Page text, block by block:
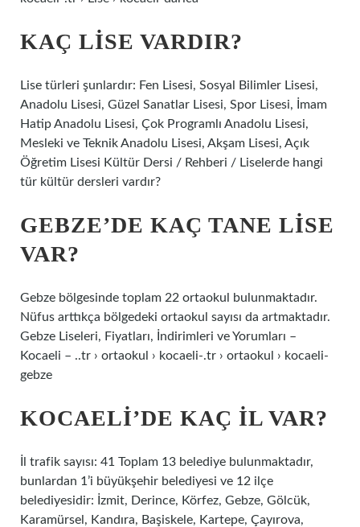
KAÇ LISE VARDIR?
Lise türleri şunlardır: Fen Lisesi, Sosyal Bilimler Lisesi,
Anadolu Lisesi, Güzel Sanatlar Lisesi, Spor Lisesi, İmam
Hatip Anadolu Lisesi, Çok Programlı Anadolu Lisesi,
Mesleki ve Teknik Anadolu Lisesi, Akşam Lisesi, Açık
Öğretim Lisesi Kültür Dersi / Rehberi / Liselerde hangi
tür kültür dersleri vardır?
GEBZE’DE KAÇ TANE LISE
VAR?
Gebze bölgesinde toplam 22 ortaokul bulunmaktadır.
Nüfus arttıkça bölgedeki ortaokul sayısı da artmaktadır.
Gebze Liseleri, Fiyatları, İndirimleri ve Yorumları –
Kocaeli – ..tr › ortaokul › kocaeli-.tr › ortaokul › kocaeli-
gebze
KOCAELI’DE KAÇ IL VAR?
İl trafik sayısı: 41 Toplam 13 belediye bulunmaktadır,
bunlardan 1’i büyükşehir belediyesi ve 12 ilçe
belediyesidir: İzmit, Derince, Körfez, Gebze, Gölcük,
Karamürsel, Kandıra, Başiskele, Kartepe, Çayırova,